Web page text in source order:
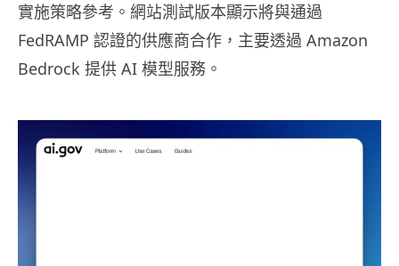
實施策略參考。網站測試版本顯示將與通過
FedRAMP 認證的供應商合作，主要透過 Amazon
Bedrock 提供 AI 模型服務。